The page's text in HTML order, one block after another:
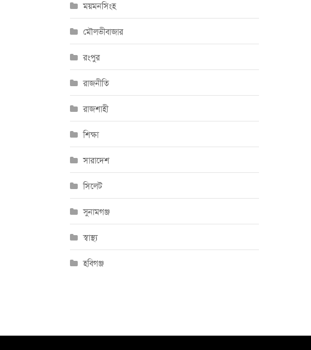
ময়মনসিংহ
মৌলভীবাজার
রংপুর
রাজনীতি
রাজশাহী
শিক্ষা
সারাদেশ
সিলেট
সুনামগঞ্জ
স্বাস্থ্য
হবিগঞ্জ